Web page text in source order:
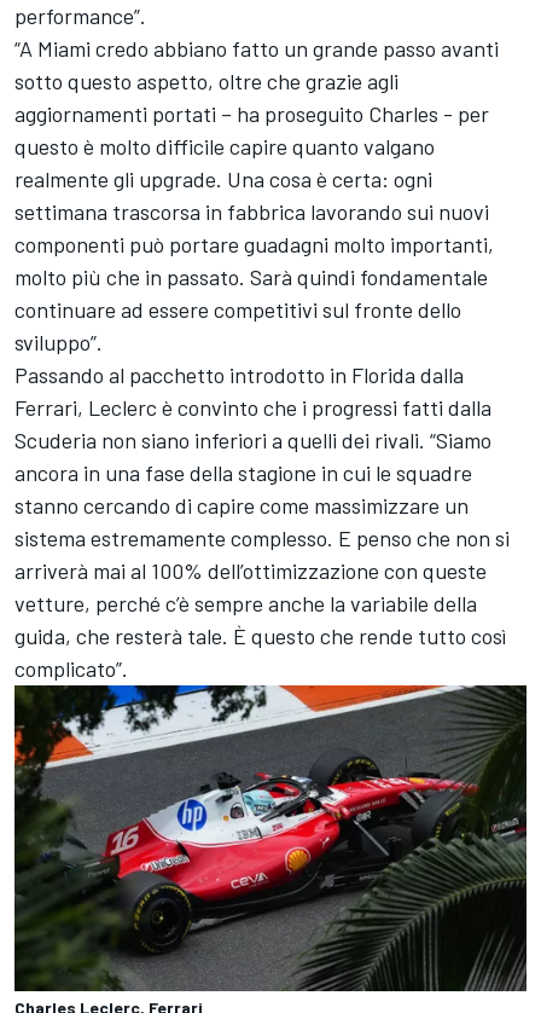
performance”.
“A Miami credo abbiano fatto un grande passo avanti
sotto questo aspetto, oltre che grazie agli
aggiornamenti portati – ha proseguito Charles - per
questo è molto difficile capire quanto valgano
realmente gli upgrade. Una cosa è certa: ogni
settimana trascorsa in fabbrica lavorando sui nuovi
componenti può portare guadagni molto importanti,
molto più che in passato. Sarà quindi fondamentale
continuare ad essere competitivi sul fronte dello
sviluppo”.
Passando al pacchetto introdotto in Florida dalla
Ferrari, Leclerc è convinto che i progressi fatti dalla
Scuderia non siano inferiori a quelli dei rivali. “Siamo
ancora in una fase della stagione in cui le squadre
stanno cercando di capire come massimizzare un
sistema estremamente complesso. E penso che non si
arriverà mai al 100% dell’ottimizzazione con queste
vetture, perché c’è sempre anche la variabile della
guida, che resterà tale. È questo che rende tutto così
complicato”.
Charles Leclerc, Ferrari